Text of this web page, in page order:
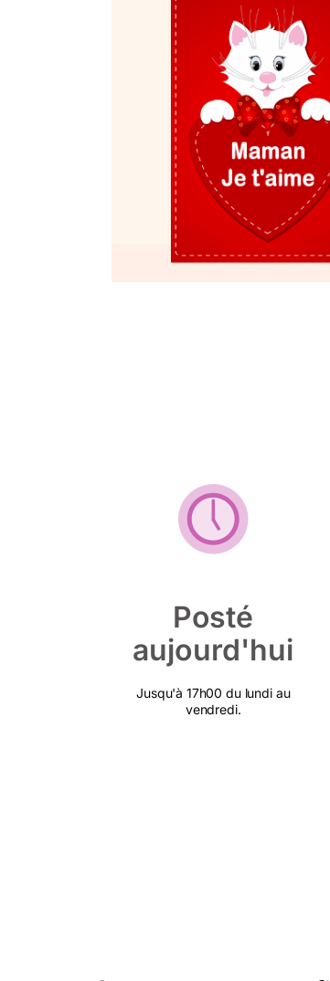
Posté
aujourd'hui
Jusqu'à 17h00 du lundi au
vendredi.